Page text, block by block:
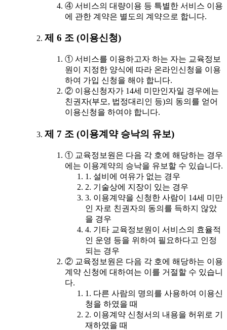
④ 서비스의 대량이용 등 특별한 서비스 이용
에 관한 계약은 별도의 계약으로 합니다.
제 6 조 (이용신청)
① 서비스를 이용하고자 하는 자는 교육정보
원이 지정한 양식에 따라 온라인신청을 이용
하여 가입 신청을 해야 합니다.
② 이용신청자가 14세 미만인자일 경우에는
친권자(부모, 법정대리인 등)의 동의를 얻어
이용신청을 하여야 합니다.
제 7 조 (이용계약 승낙의 유보)
① 교육정보원은 다음 각 호에 해당하는 경우
에는 이용계약의 승낙을 유보할 수 있습니다.
1. 설비에 여유가 없는 경우
2. 기술상에 지장이 있는 경우
3. 이용계약을 신청한 사람이 14세 미만
인 자로 친권자의 동의를 득하지 않았
을 경우
4. 기타 교육정보원이 서비스의 효율적
인 운영 등을 위하여 필요하다고 인정
되는 경우
② 교육정보원은 다음 각 호에 해당하는 이용
계약 신청에 대하여는 이를 거절할 수 있습니
다.
1. 다른 사람의 명의를 사용하여 이용신
청을 하였을 때
2. 이용계약 신청서의 내용을 허위로 기
재하였을 때